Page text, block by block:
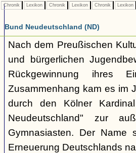
Chronik Lexikon Chronik Lexikon Chronik Lexikon
Bund Neudeutschland (ND)
Nach dem Preußischen
und bürgerlichen
Rückgewinnung ihres
Zusammenhang kam es im
durch den Kölner
Neudeutschland" zur
Gymnasiasten. Der Name
Erneuerung Deutschlands